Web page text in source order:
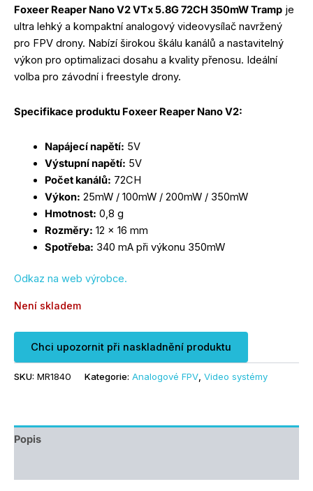
Foxeer Reaper Nano V2 VTx 5.8G 72CH 350mW Tramp je
ultra lehký a kompaktní analogový videovysílač navržený
pro FPV drony. Nabízí širokou škálu kanálů a nastavitelný
výkon pro optimalizaci dosahu a kvality přenosu. Ideální
volba pro závodní i freestyle drony.
Specifikace produktu Foxeer Reaper Nano V2:
Napájecí napětí: 5V
Výstupní napětí: 5V
Počet kanálů: 72CH
Výkon: 25mW / 100mW / 200mW / 350mW
Hmotnost: 0,8 g
Rozměry: 12 × 16 mm
Spotřeba: 340 mA při výkonu 350mW
Odkaz na web výrobce.
Není skladem
Chci upozornit při naskladnění produktu
SKU: MR1840 Kategorie: Analogové FPV Video systémy
Popis